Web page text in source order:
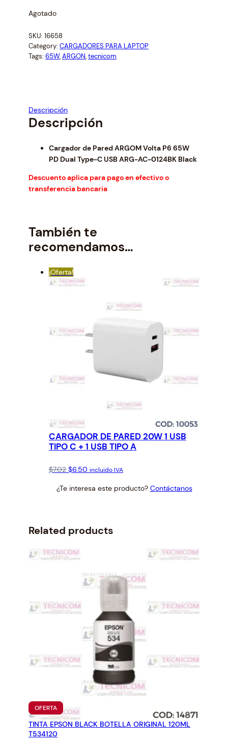
i
i
n
a
e
a
s
6
.
n
t
i
:
$
2
0
.
Agotado
SKU: 16658
Category: CARGADORES PARA LAPTOP
Tags: 65W, ARGON, tecnicom
Descripción
Descripción
Cargador de Pared ARGOM Volta P6 65W
PD Dual Type-C USB ARG-AC-0124BK Black
Descuento aplica para pago en efectivo o
transferencia bancaria
También te
recomendamos…
¡Oferta!
CARGADOR DE PARED 20W 1 USB
TIPO C + 1 USB TIPO A
$7.02 Original
was:
$6.50 Current
is:
incluido IVA
¿Te interesa este producto? Contáctanos
Related products
OFERTAPRODUCTO
EN
OFERTA
TINTA EPSON BLACK BOTELLA ORIGINAL 120ML
T534120